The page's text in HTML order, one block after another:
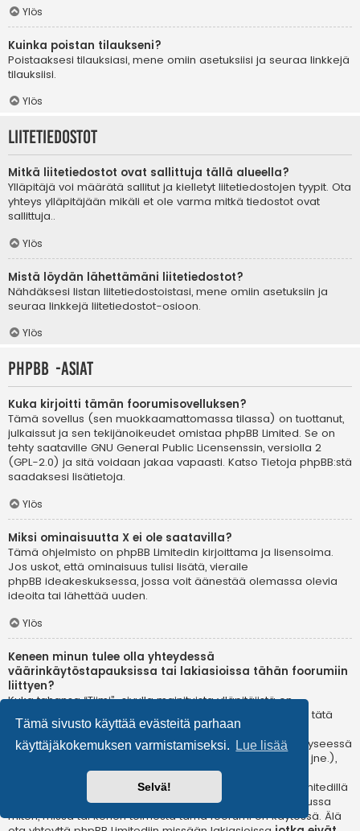
Tämä sivusto käyttää evästeitä parhaan
käyttäjäkokemuksen varmistamiseksi.
Lue lisää
Selvä!
Ylös
Kuinka poistan tilaukseni?
Poistaaksesi tilauksiasi, mene omiin asetuksiisi ja seuraa linkkejä
tilauksiisi.
Ylös
Liitetiedostot
Mitkä liitetiedostot ovat sallittuja tällä alueella?
Ylläpitäjä voi määrätä sallitut ja kielletyt liitetiedostojen tyypit. Ota
yhteys ylläpitäjään mikäli et ole varma mitkä tiedostot ovat
sallittuja..
Ylös
Mistä löydän lähettämäni liitetiedostot?
Nähdäksesi listan liitetiedostoistasi, mene omiin asetuksiin ja
seuraa linkkejä liitetiedostot-osioon.
Ylös
phpBB -asiat
Kuka kirjoitti tämän foorumisovelluksen?
Tämä sovellus (sen muokkaamattomassa tilassa) on tuottanut,
julkaissut ja sen tekijänoikeudet omistaa phpBB Limited. Se on
tehty saataville GNU General Public Licensenssin, versiolla 2
(GPL-2.0) ja sitä voidaan jakaa vapaasti. Katso Tietoja phpBB:stä
saadaksesi lisätietoja.
Ylös
Miksi ominaisuutta X ei ole saatavilla?
Tämä ohjelmisto on phpBB Limitedin kirjoittama ja lisensoima.
Jos uskot, että ominaisuus tulisi lisätä, vieraile
phpBB ideakeskuksessa, jossa voit äänestää olemassa olevia
ideoita tai lähettää uuden.
Ylös
Keneen minun tulee olla yhteydessä
väärinkäytöstapauksissa tai lakiasioissa tähän foorumiin
liittyen?
Kuka tahansa “Tiimi”-sivulla mainituista ylläpitäjistä on
todennäköisesti sopiva yhteyshenkilö valituksillesi. Jos et tätä
kautta saa vastausta, sinun kannattaa ottaa yhteyttä
verkkotunnuksen omistajaan (teewhois-kysely ) tai jos kyseessä
on ilmaispalvelussa oleva (esim. Yahoo!, free.fr, f2s.com, jne.),
ota yhteyttä ylläpitoon tai väärinkäytöksistä vastaavaan
osastoon kyseisessä palvelussa. Huomaa, että phpBB Limitedillä
ei ole lainkaan toimivaltaaja sitä ei voida pitää vastuussa
miten, missä tai kenen toimesta tämä foorumi on käytössä. Älä